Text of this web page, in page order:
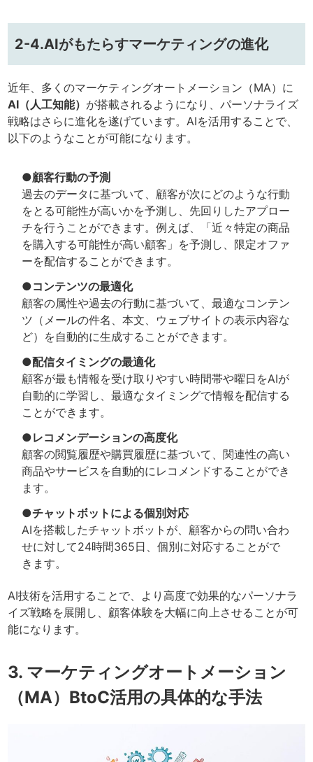
2-4.AIがもたらすマーケティングの進化
近年、多くのマーケティングオートメーション（MA）に
AI（人工知能） が搭載されるようになり、パーソナライズ
戦略はさらに進化を遂げています。AIを活用することで、
以下のようなことが可能になります。
●顧客行動の予測
過去のデータに基づいて、顧客が次にどのような行動
をとる可能性が高いかを予測し、先回りしたアプロー
チを行うことができます。例えば、「近々特定の商品
を購入する可能性が高い顧客」を予測し、限定オファ
ーを配信することができます。
●コンテンツの最適化
顧客の属性や過去の行動に基づいて、最適なコンテン
ツ（メールの件名、本文、ウェブサイトの表示内容な
ど）を自動的に生成することができます。
●配信タイミングの最適化
顧客が最も情報を受け取りやすい時間帯や曜日をAIが
自動的に学習し、最適なタイミングで情報を配信する
ことができます。
●レコメンデーションの高度化
顧客の閲覧履歴や購買履歴に基づいて、関連性の高い
商品やサービスを自動的にレコメンドすることができ
ます。
●チャットボットによる個別対応
AIを搭載したチャットボットが、顧客からの問い合わ
せに対して24時間365日、個別に対応することがで
きます。
AI技術を活用することで、より高度で効果的なパーソナラ
イズ戦略を展開し、顧客体験を大幅に向上させることが可
能になります。
3. マーケティングオートメーション
（MA）BtoC活用の具体的な手法